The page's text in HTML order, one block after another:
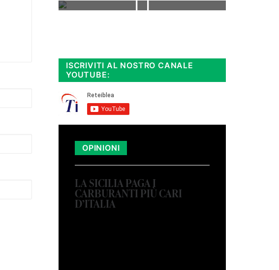
ISCRIVITI AL NOSTRO CANALE
YOUTUBE:
OPINIONI
LA SICILIA PAGA I
CARBURANTI PIÙ CARI
D’ITALIA